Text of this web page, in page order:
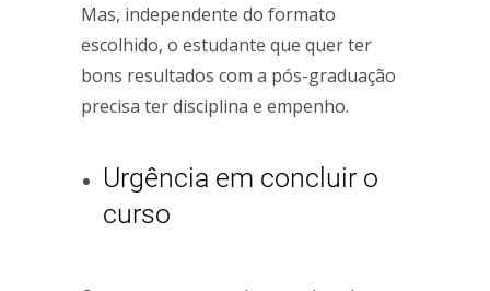
Mas, independente do formato
escolhido, o estudante que quer ter
bons resultados com a pós-graduação
precisa ter disciplina e empenho.
Urgência em concluir o
curso